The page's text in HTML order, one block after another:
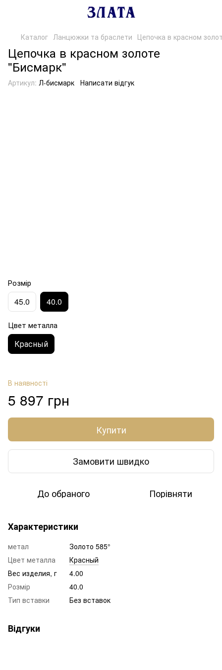
Каталог Ланцюжки та браслети Цепочка в красном
Цепочка в красном золоте
"Бисмарк"
Артикул: Л-бисмарк Написати відгук
Розмір
45.0 40.0
Цвет металла
Красный
В наявності
5 897 грн
Купити
Замовити швидко
До обраного Порівняти
Характеристики
метал
Золото 585°
Цвет металла
Красный
Вес изделия, г
4.00
Розмір
40.0
Тип вставки
Без вставок
Відгуки